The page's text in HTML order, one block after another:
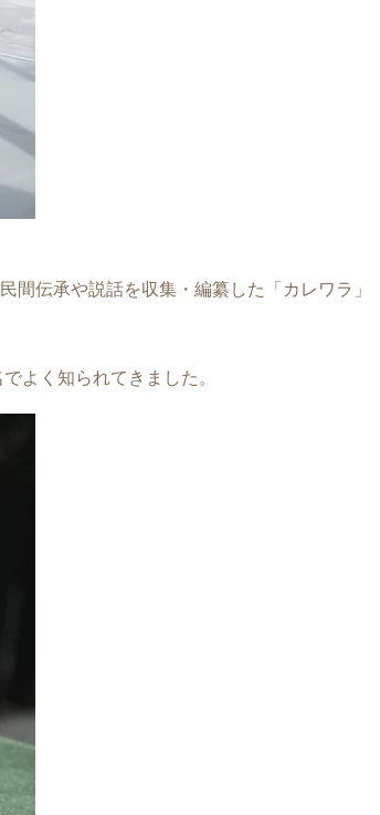
伝承や説話を収集・編纂した「カレワラ」
よく知られてきました。